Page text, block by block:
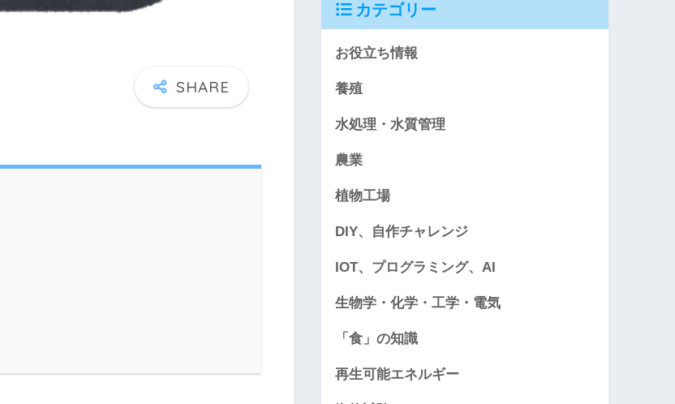
カテゴリー
お役立ち情報
養殖
水処理・水質管理
農業
植物工場
DIY、自作チャレンジ
IOT、プログラミング、AI
生物学・化学・工学・電気
「食」の知識
再生可能エネルギー